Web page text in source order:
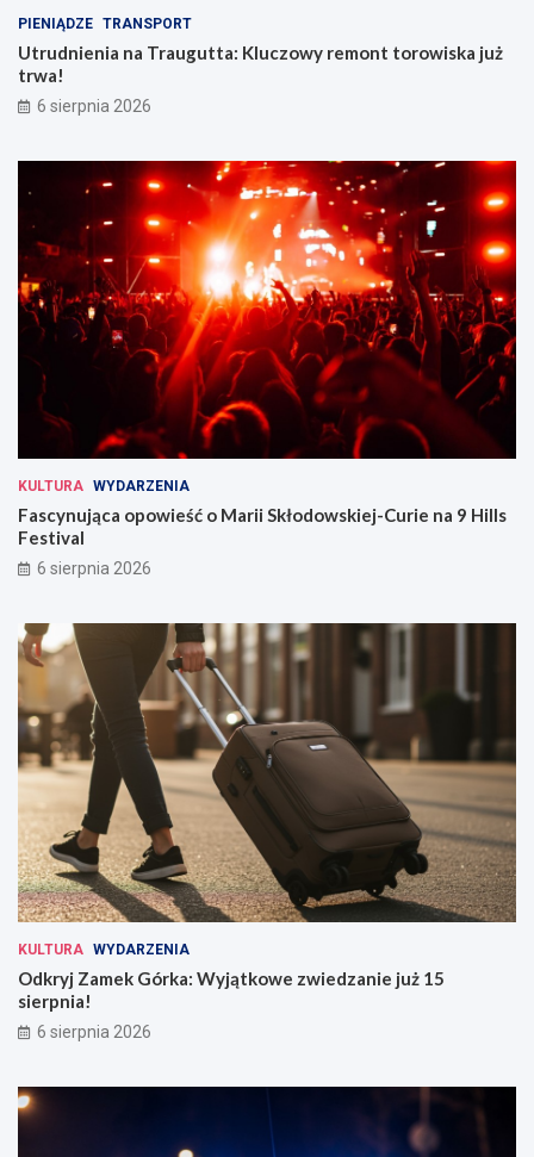
PIENIĄDZE TRANSPORT
Utrudnienia na Traugutta: Kluczowy remont torowiska już
trwa!
6 sierpnia 2026
KULTURA WYDARZENIA
Fascynująca opowieść o Marii Skłodowskiej-Curie na 9 Hills
Festival
6 sierpnia 2026
KULTURA WYDARZENIA
Odkryj Zamek Górka: Wyjątkowe zwiedzanie już 15
sierpnia!
6 sierpnia 2026